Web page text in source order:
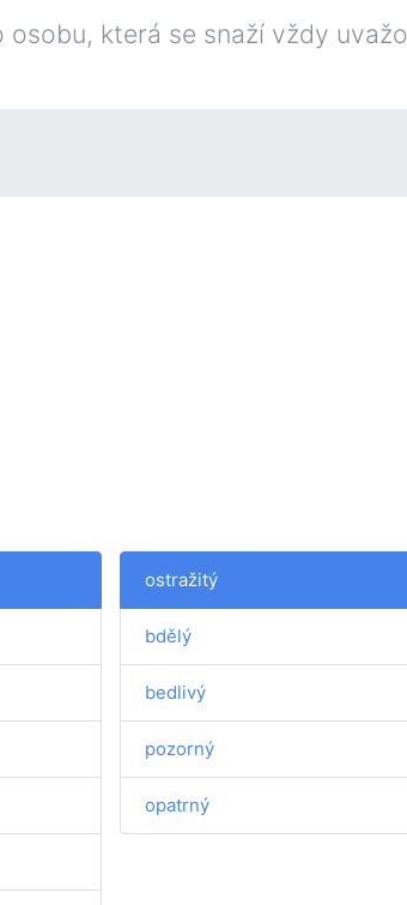
osobu, která se snaží vždy
ostražitý
bdělý
bedlivý
pozorný
opatrný